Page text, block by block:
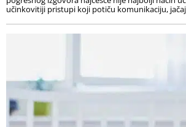
učinkovitiji pristupi koji potiču komunikaciju,